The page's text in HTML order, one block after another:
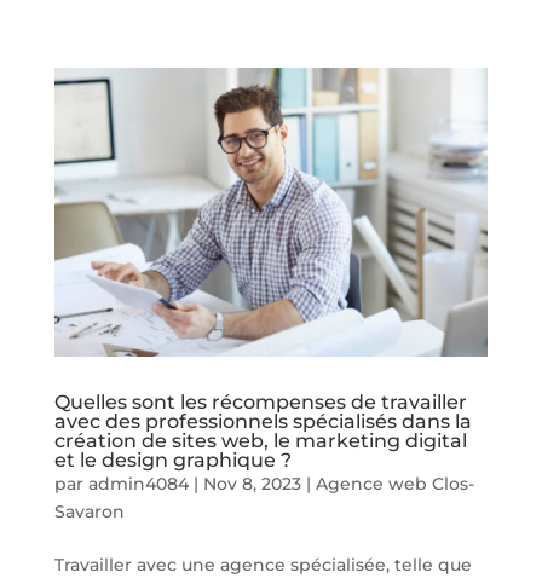
Quelles sont les récompenses de travailler
avec des professionnels spécialisés dans la
création de sites web, le marketing digital
et le design graphique ?
par admin4084| Nov 8, 2023| Agence web Clos-
Savaron
Travailler avec une agence spécialisée, telle que